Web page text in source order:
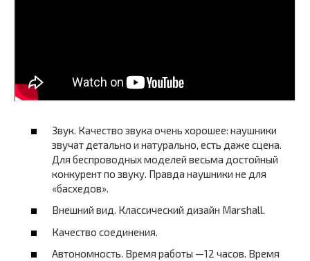
Звук. Качество звука очень хорошее: наушники
звучат детально и натурально, есть даже сцена.
Для беспроводных моделей весьма достойный
конкурент по звуку. Правда наушники не для
«басхедов».
Внешний вид. Классический дизайн Marshall.
Качество соединения.
Автономность. Время работы —12 часов. Время